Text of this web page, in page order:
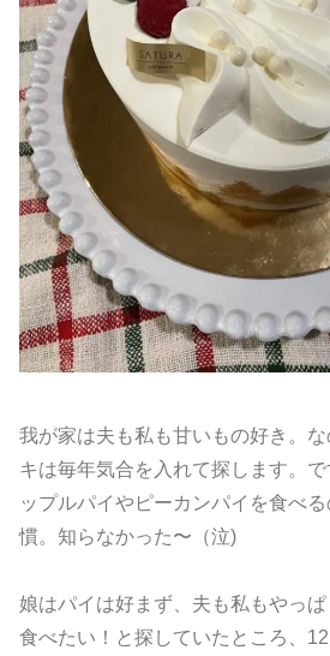
我が家は夫も私も甘いもの好き。
キは毎年気合を入れて探します。
ップルパイやピーカンパイを食べ
慣。知らなかった〜（泣)
娘はパイは好まず、夫も私もやっ
食べたい！と探していたところ、